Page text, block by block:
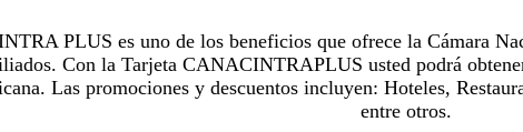
PLUS es uno de los beneficios que ofrece la Cámara
Con la Tarjeta CANACINTRAPLUS usted podrá
Las promociones y descuentos incluyen: Hoteles,
entre otros.